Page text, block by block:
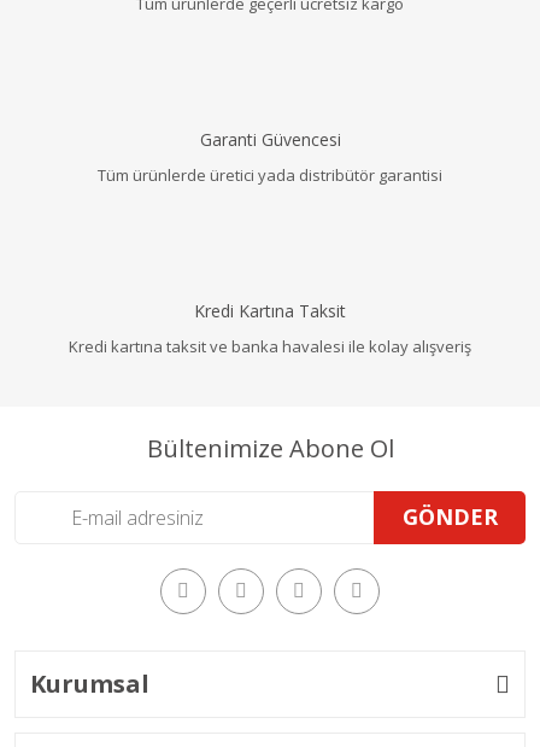
Garanti Güvencesi
Tüm ürünlerde üretici yada distribütör garantisi
Kredi Kartına Taksit
Kredi kartına taksit ve banka havalesi ile kolay alışveriş
Bültenimize Abone Ol
GÖNDER
Kurumsal